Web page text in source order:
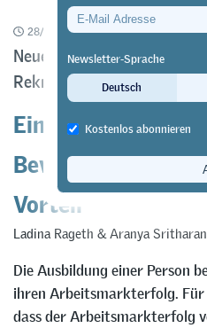
28/06/22 Forschung
Neue Studie der ETH Zürich
Rekrutierungsverhalten
Ein
Vorteil
Ladina Rageth &Aranya Sritharan
Die Ausbildung einer Person
ihren Arbeitsmarkterfolg. Für
dass der Arbeitsmarkterfolg
Newsletter-Sprache
Deutsch
Kostenlos abonnieren